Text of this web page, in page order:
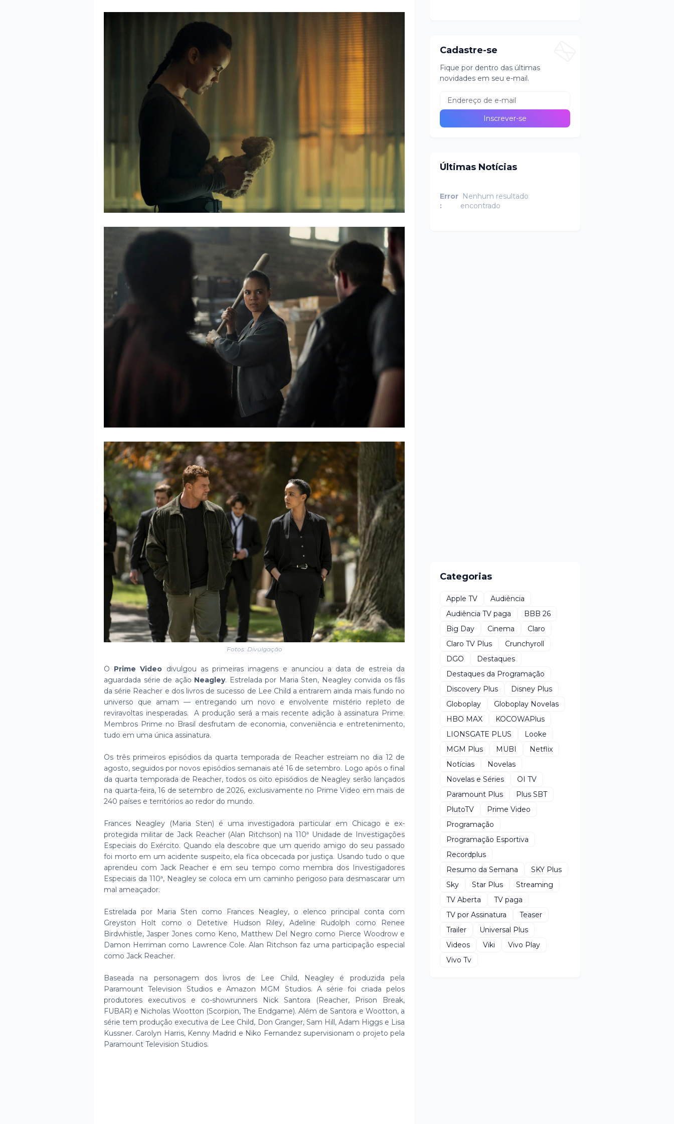
Fotos: Divulgação
O Prime Video divulgou as primeiras imagens e anunciou a data de estreia da
aguardada série de ação Neagley. Estrelada por Maria Sten, Neagley convida os fãs
da série Reacher e dos livros de sucesso de Lee Child a entrarem ainda mais fundo no
universo que amam — entregando um novo e envolvente mistério repleto de
reviravoltas inesperadas. A produção será a mais recente adição à assinatura Prime.
Membros Prime no Brasil desfrutam de economia, conveniência e entretenimento,
tudo em uma única assinatura.
Os três primeiros episódios da quarta temporada de Reacher estreiam no dia 12 de
agosto, seguidos por novos episódios semanais até 16 de setembro. Logo após o final
da quarta temporada de Reacher, todos os oito episódios de Neagley serão lançados
na quarta-feira, 16 de setembro de 2026, exclusivamente no Prime Video em mais de
240 países e territórios ao redor do mundo.
Frances Neagley (Maria Sten) é uma investigadora particular em Chicago e ex-
protegida militar de Jack Reacher (Alan Ritchson) na 110ª Unidade de Investigações
Especiais do Exército. Quando ela descobre que um querido amigo do seu passado
foi morto em um acidente suspeito, ela fica obcecada por justiça. Usando tudo o que
aprendeu com Jack Reacher e em seu tempo como membra dos Investigadores
Especiais da 110ª, Neagley se coloca em um caminho perigoso para desmascarar um
mal ameaçador.
Estrelada por Maria Sten como Frances Neagley, o elenco principal conta com
Greyston Holt como o Detetive Hudson Riley, Adeline Rudolph como Renee
Birdwhistle, Jasper Jones como Keno, Matthew Del Negro como Pierce Woodrow e
Damon Herriman como Lawrence Cole. Alan Ritchson faz uma participação especial
como Jack Reacher.
Baseada na personagem dos livros de Lee Child, Neagley é produzida pela
Paramount Television Studios e Amazon MGM Studios. A série foi criada pelos
produtores executivos e co-showrunners Nick Santora (Reacher, Prison Break,
FUBAR) e Nicholas Wootton (Scorpion, The Endgame). Além de Santora e Wootton, a
série tem produção executiva de Lee Child, Don Granger, Sam Hill, Adam Higgs e Lisa
Kussner. Carolyn Harris, Kenny Madrid e Niko Fernandez supervisionam o projeto pela
Paramount Television Studios.
Cadastre-se
Fique por dentro das últimas
novidades em seu e-mail.
Últimas Notícias
Error
:
Nenhum resultado
encontrado
Categorias
Apple TV
Audiência
Audiência TV paga
BBB 26
Big Day
Cinema
Claro
Claro TV Plus
Crunchyroll
DGO
Destaques
Destaques da Programação
Discovery Plus
Disney Plus
Globoplay
Globoplay Novelas
HBO MAX
KOCOWAPlus
LIONSGATE PLUS
Looke
MGM Plus
MUBI
Netflix
Notícias
Novelas
Novelas e Séries
OI TV
Paramount Plus
Plus SBT
PlutoTV
Prime Video
Programação
Programação Esportiva
Recordplus
Resumo da Semana
SKY Plus
Sky
Star Plus
Streaming
TV Aberta
TV paga
TV por Assinatura
Teaser
Trailer
Universal Plus
Videos
Viki
Vivo Play
Vivo Tv